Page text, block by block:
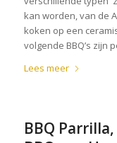
kan worden, van de
koken op een
volgende BBQ’s zijn
Lees meer
BBQ